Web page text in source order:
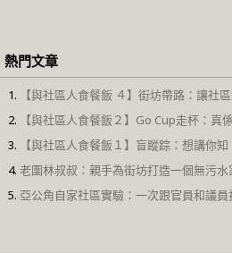
熱門文章
【與社區人食餐飯 ４】街坊帶路：讓社
【與社區人食餐飯２】Go Cup走杯：真
【與社區人食餐飯１】盲蹤踪：想講你
老圍林叔叔：親手為街坊打造一個無污水
亞公角自家社區實驗：一次跟官員和議